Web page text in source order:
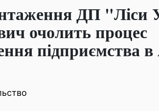
ДП "Ліси
очолить процес
підприємства